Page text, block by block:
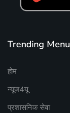
Trending Menu
होम
न्यूज4यू
प्रशासनिक सेवा